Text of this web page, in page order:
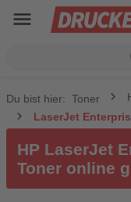
menu
Du bist hier: Toner
LaserJet
HP LaserJet
Toner online